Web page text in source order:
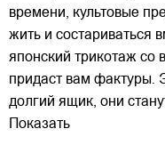
времени, культовые
жить и состариваться
японский трикотаж со
придаст вам фактуры.
долгий ящик, они
Показать